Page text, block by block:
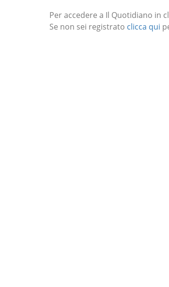
Per accedere a Il Quotidiano in
Se non sei registrato clicca qui